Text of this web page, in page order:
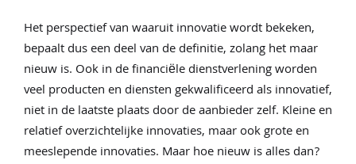
Het perspectief van waaruit innovatie wordt bekeken,
bepaalt dus een deel van de definitie, zolang het maar
nieuw is. Ook in de financiële dienstverlening worden
veel producten en diensten gekwalificeerd als innovatief,
niet in de laatste plaats door de aanbieder zelf. Kleine en
relatief overzichtelijke innovaties, maar ook grote en
meeslepende innovaties. Maar hoe nieuw is alles dan?